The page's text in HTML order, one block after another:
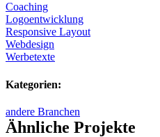
Coaching
Logoentwicklung
Responsive Layout
Webdesign
Werbetexte
Kategorien:
andere Branchen
Ähnliche Projekte